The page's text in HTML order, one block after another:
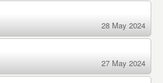
28 May 2024
27 May 2024